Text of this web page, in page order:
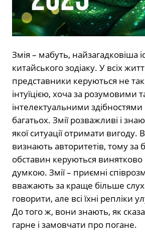
Змія – мабуть, найзагадковіша
китайського зодіаку. У всіх
представники керуються не
інтуїцією, хоча за розумовими
інтелектуальними
багатьох. Змії розважливі і
якої ситуації отримати вигоду.
визнають авторитетів, тому за
обставин керуються
думкою. Змії – приємні
вважають за краще більше
говорити, але всі їхні репліки
До того ж, вони знають, як
гарне і замовчати про погане.